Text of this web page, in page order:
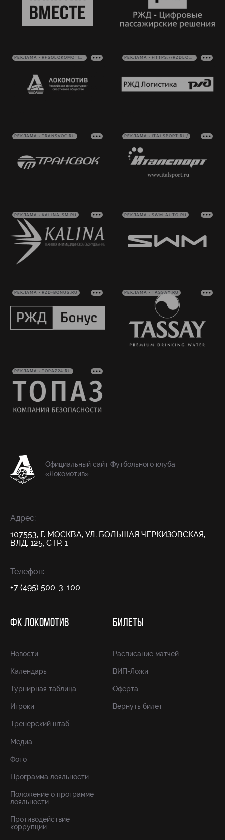
РЕКЛАМА • RFSOLOKOMOTIV.RU РЕКЛАМА • HTTPS://RZDLOG.RU/
РЕКЛАМА • TRANSVOC.RU РЕКЛАМА • ITALSPORT.RU/
РЕКЛАМА • KALINA-SM.RU РЕКЛАМА • SWM-AUTO.RU
РЕКЛАМА • RZD-BONUS.RU РЕКЛАМА • TASSAY.RU
РЕКЛАМА • TOPAZ24.RU
Официальный сайт Футбольного клуба
«Локомотив»
Адрес:
107553, Г. МОСКВА, УЛ. БОЛЬШАЯ ЧЕРКИЗОВСКАЯ,
ВЛД. 125, СТР. 1
Телефон:
+7 (495) 500-3-100
ФК ЛОКОМОТИВ
Новости
Календарь
Турнирная таблица
Игроки
Тренерский штаб
Медиа
Фото
Программа лояльности
Положение о программе
лояльности
Противодействие
коррупции
БИЛЕТЫ
Расписание матчей
ВИП-Ложи
Оферта
Вернуть билет